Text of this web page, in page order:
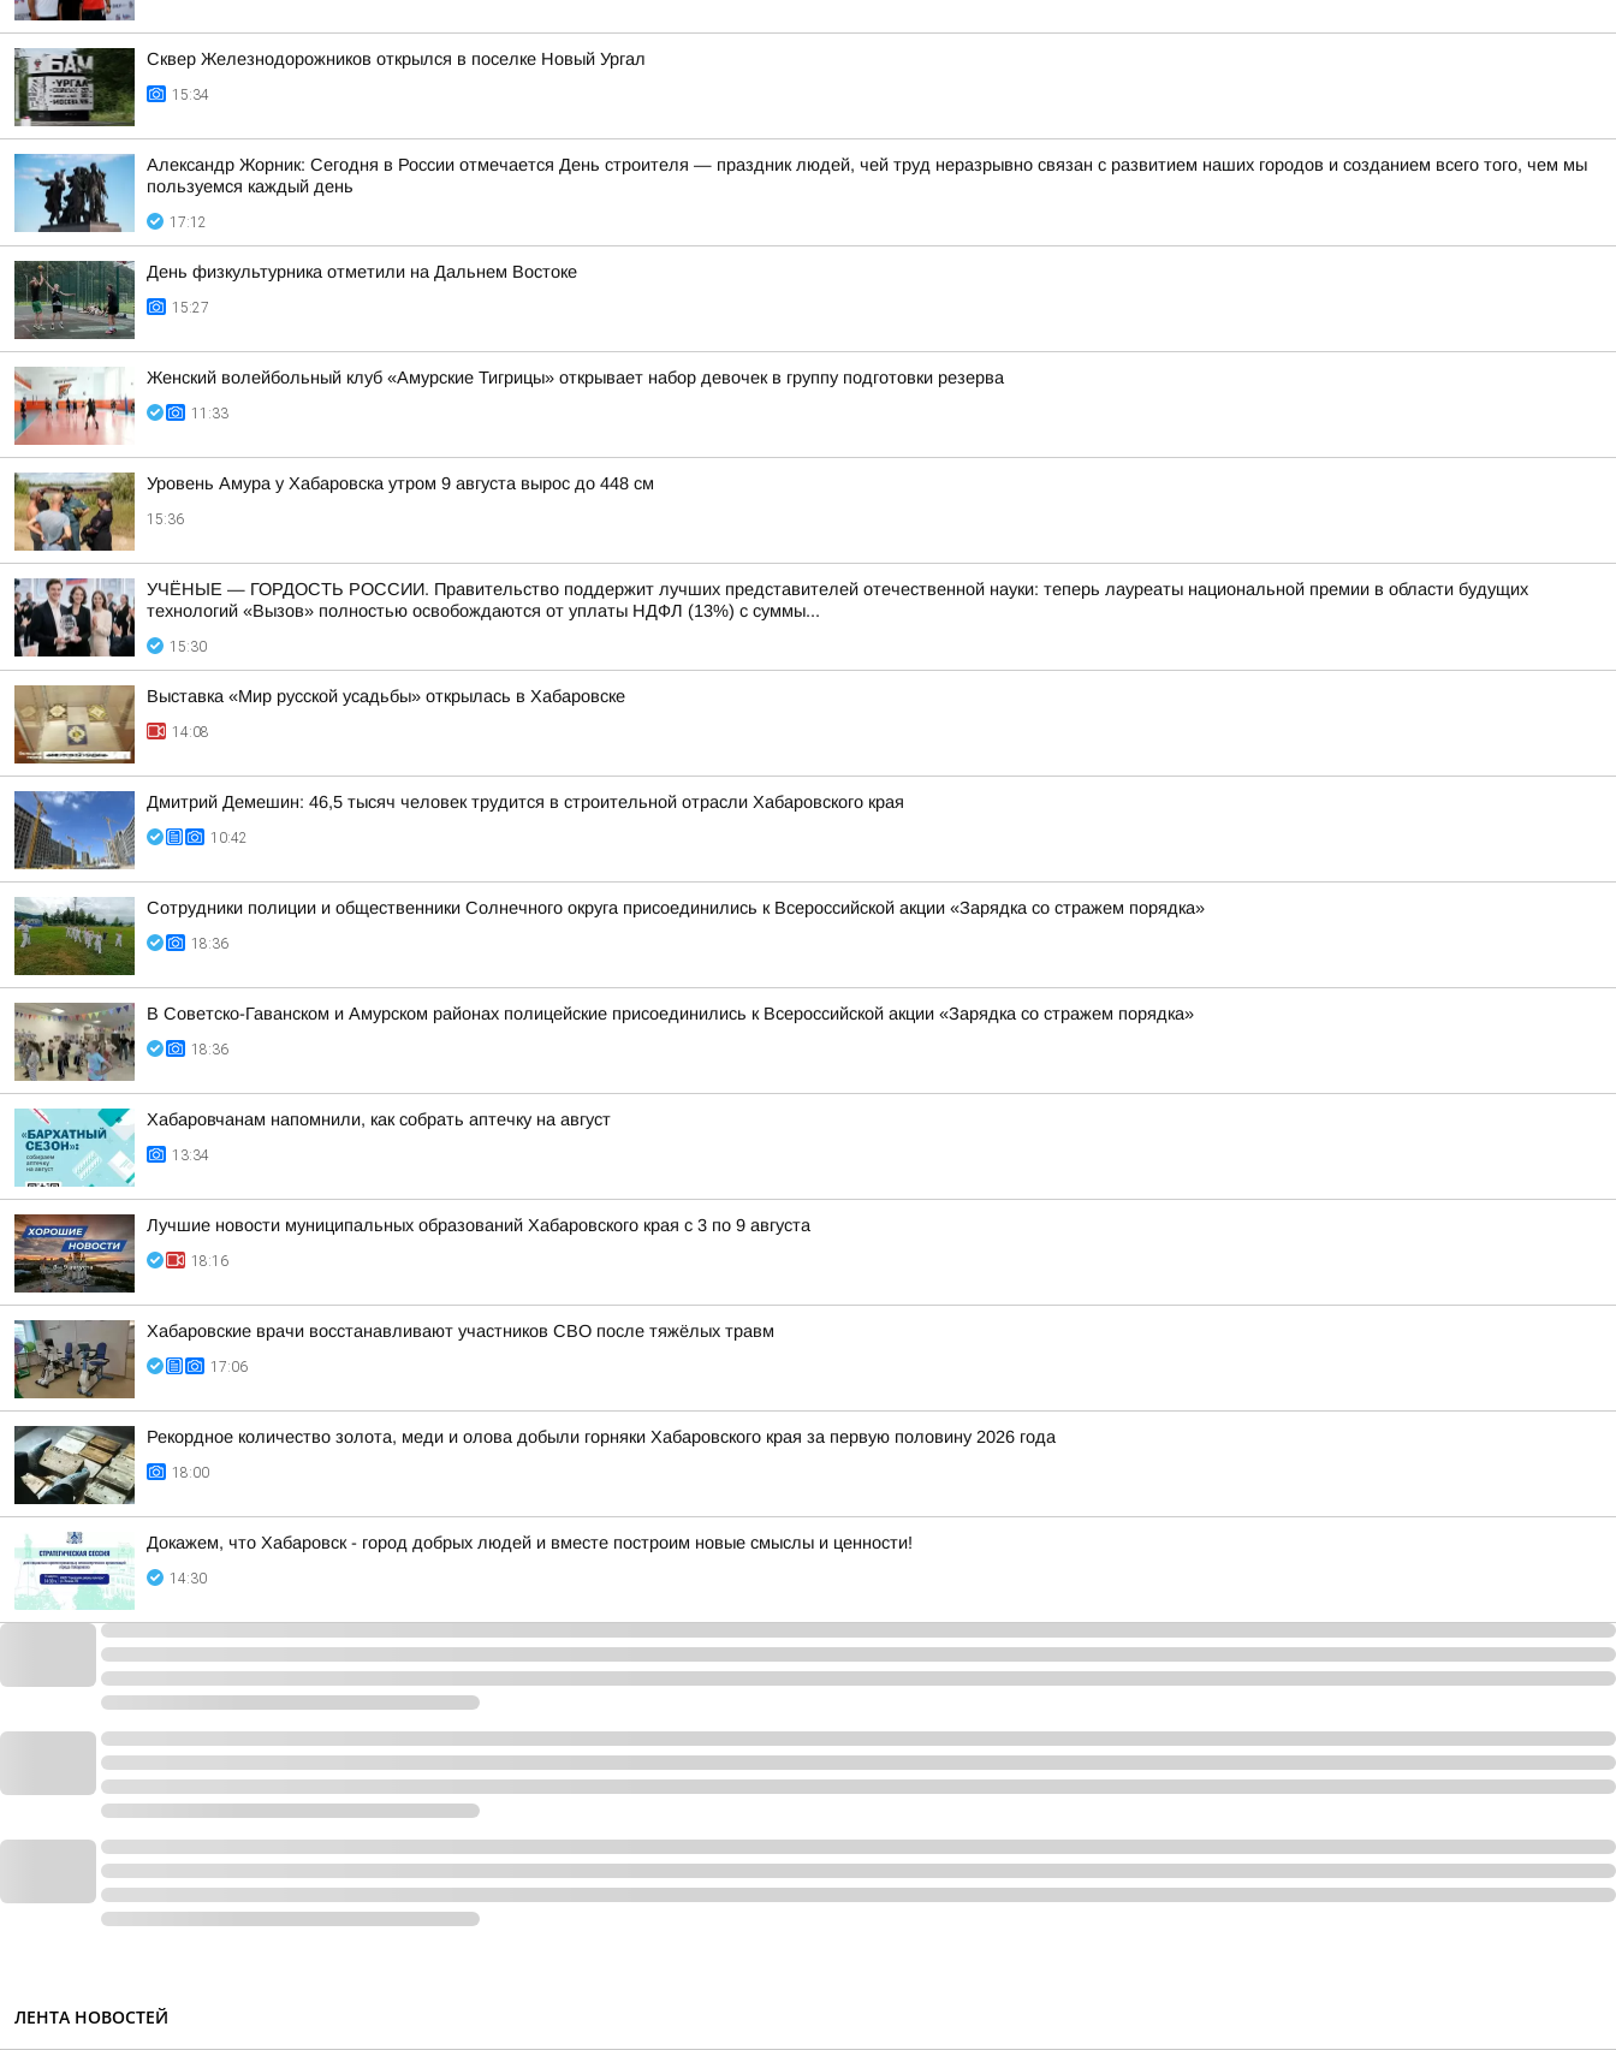
Сквер Железнодорожников открылся в поселке Новый Ургал
15:34
Александр Жорник: Сегодня в России отмечается День строителя — праздник людей, чей труд неразрывно связан с развитием наших городов и созданием всего того, чем мы
пользуемся каждый день
17:12
День физкультурника отметили на Дальнем Востоке
15:27
Женский волейбольный клуб «Амурские Тигрицы» открывает набор девочек в группу подготовки резерва
11:33
Уровень Амура у Хабаровска утром 9 августа вырос до 448 см
15:36
УЧЁНЫЕ — ГОРДОСТЬ РОССИИ. Правительство поддержит лучших представителей отечественной науки: теперь лауреаты национальной премии в области будущих
технологий «Вызов» полностью освобождаются от уплаты НДФЛ (13%) с суммы...
15:30
Выставка «Мир русской усадьбы» открылась в Хабаровске
14:08
Дмитрий Демешин: 46,5 тысяч человек трудится в строительной отрасли Хабаровского края
10:42
Сотрудники полиции и общественники Солнечного округа присоединились к Всероссийской акции «Зарядка со стражем порядка»
18:36
В Советско-Гаванском и Амурском районах полицейские присоединились к Всероссийской акции «Зарядка со стражем порядка»
18:36
Хабаровчанам напомнили, как собрать аптечку на август
13:34
Лучшие новости муниципальных образований Хабаровского края с 3 по 9 августа
18:16
Хабаровские врачи восстанавливают участников СВО после тяжёлых травм
17:06
Рекордное количество золота, меди и олова добыли горняки Хабаровского края за первую половину 2026 года
18:00
Докажем, что Хабаровск - город добрых людей и вместе построим новые смыслы и ценности!
14:30
ЛЕНТА НОВОСТЕЙ